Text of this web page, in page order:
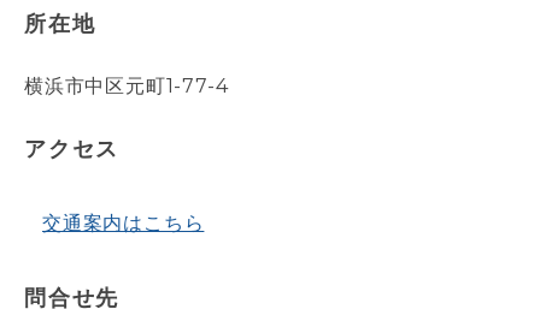
所在地
横浜市中区元町1-77-4
アクセス
交通案内はこちら
問合せ先